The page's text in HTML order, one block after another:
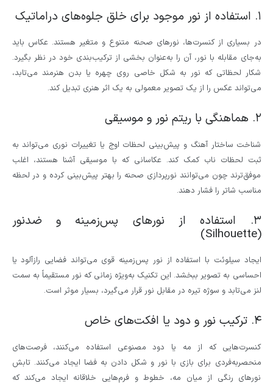
۱. استفاده از نور موجود برای خلق جلوه‌های دراماتیک
در بسیاری از کنسرت‌ها، نورهای صحنه متنوع و متغیر هستند. عکاس باید
به‌جای مقابله با نور، آن را به‌عنوان بخشی از ترکیب‌بندی خود در نظر بگیرد.
شکار لحظاتی که نور به شکل خاصی روی چهره یا بدن هنرمند می‌تابد،
می‌تواند عکس را از یک تصویر معمولی به یک اثر هنری تبدیل کند.
۲. هماهنگی با ریتم نور و موسیقی
شناخت ساختار آهنگ و پیش‌بینی لحظات اوج یا تغییرات نوری می‌تواند به
ثبت لحظات ناب کمک کند. عکاسانی که با موسیقی آشنا هستند، اغلب
موفق‌ترند چون می‌توانند نورپردازی صحنه را بهتر پیش‌بینی کرده و در لحظه
مناسب شاتر را فشار دهند.
۳. استفاده از نورهای پس‌زمینه و ضدنور
(Silhouette)
ایجاد سیلوئت با استفاده از نور پس‌زمینه قوی می‌تواند فضایی رازآلود یا
احساسی به تصویر ببخشد. این تکنیک به‌ویژه زمانی که نور مستقیماً به سمت
لنز می‌تابد و سوژه تیره در مقابل نور قرار می‌گیرد، بسیار موثر است.
۴. ترکیب نور و دود یا افکت‌های خاص
کنسرت‌هایی که از مه یا دود مصنوعی استفاده می‌کنند، فرصت‌های
منحصربه‌فردی برای بازی با نور و شکل دادن به فضا ایجاد می‌کنند. تابش
نورهای رنگی از میان مه، خطوط و فرم‌هایی خلاقانه ایجاد می‌کند که